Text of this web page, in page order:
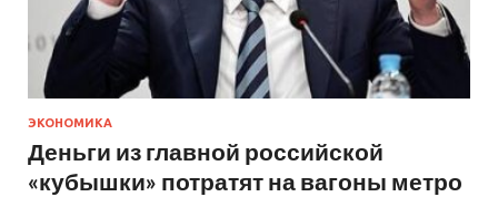
ЭКОНОМИКА
Деньги из главной российской
«кубышки» потратят на вагоны метро